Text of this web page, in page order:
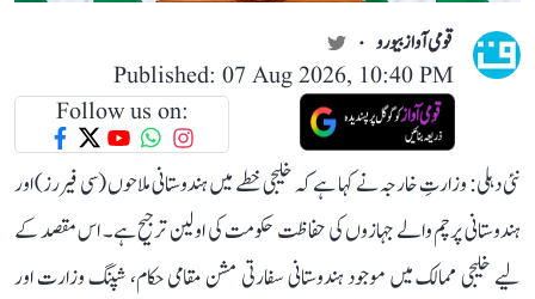
قومی آواز بیورو
Published: 07 Aug 2026, 10:40 PM
Follow us on:
نئی دہلی: وزارتِ خارجہ نے کہا ہے کہ خلیجی خطے میں ہندوستانی ملاحوں (سی فیررز) اور
ہندوستانی پرچم والے جہازوں کی حفاظت حکومت کی اولین ترجیح ہے۔ اس مقصد کے
لیے خلیجی ممالک میں موجود ہندوستانی سفارتی مشن مقامی حکام، شپنگ وزارت اور